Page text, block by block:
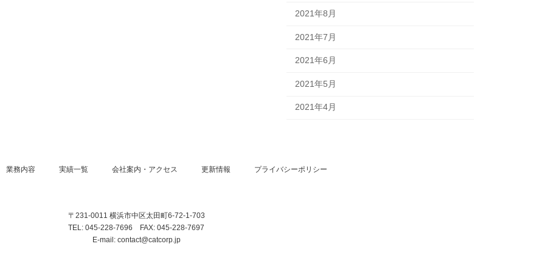
2021年8月
2021年7月
2021年6月
2021年5月
2021年4月
業務内容 実績一覧 会社案内・アクセス 更新情報 プライバシーポリシー
〒231-0011 横浜市中区太田町6-72-1-703
TEL: 045-228-7696 FAX: 045-228-7697
E-mail: contact@catcorp.jp